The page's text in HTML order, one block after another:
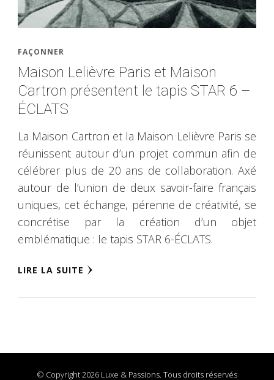
FAÇONNER
Maison Lelièvre Paris et Maison
Cartron présentent le tapis STAR 6 –
ÉCLATS
La Maison Cartron et la Maison Lelièvre Paris se
réunissent autour d’un projet commun afin de
célébrer plus de 20 ans de collaboration. Axé
autour de l’union de deux savoir-faire français
uniques, cet échange, pérenne de créativité, se
concrétise par la création d’un objet
emblématique : le tapis STAR 6-ÉCLATS.
LIRE LA SUITE
© Copyright 2026 Luxe & Passions. Tous droits réservés